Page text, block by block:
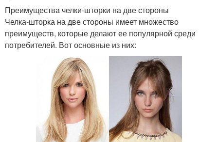
Преимущества челки-шторки на две стороны
Челка-шторка на две стороны имеет множество
преимуществ, которые делают ее популярной среди
потребителей. Вот основные из них: